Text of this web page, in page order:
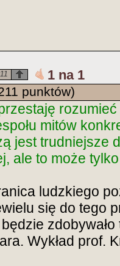
1 na 1
punktów)
mitów
jest trudniejsze
ale to może
ludzkiego
się do tego
zdobywało
Wykład prof.